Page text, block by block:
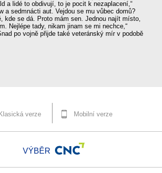
a lidé to obdivují, to je pocit k nezaplacení,“
a sedmnácti aut. Vejdou se mu vůbec domů?
kde se dá. Proto mám sen. Jednou najít místo,
Nejlépe tady, nikam jinam se mi nechce,“
po vojně přijde také veteránský mír v podobě
Klasická verze Mobilní verze
VÝBĚR